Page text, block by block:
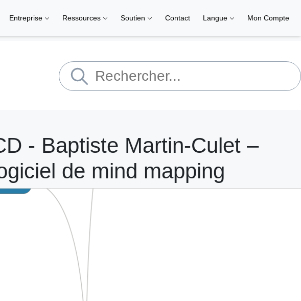
Entreprise Ressources Soutien Contact Langue Mon Compte
- Baptiste Martin-Culet –
de mind mapping